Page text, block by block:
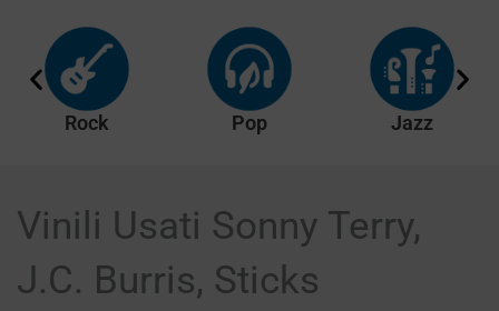
Rock Pop Jazz
Vinili Usati Sonny Terry,
J.C. Burris, Sticks